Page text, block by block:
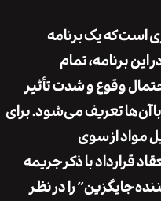
که یکبرنامه
تمام
و شدت تأثیر
تعریف می‌شود. برای
از سوی
با ذکر جریمه
را در نظر